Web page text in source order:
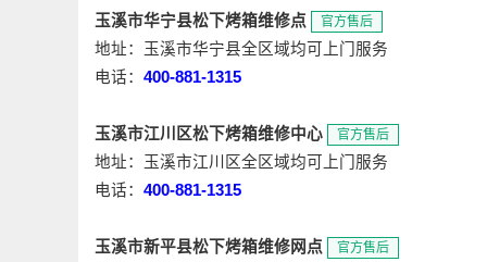
玉溪市华宁县松下烤箱维修点 官方售后
地址：玉溪市华宁县全区域均可上门服务
电话： 400-881-1315
玉溪市江川区松下烤箱维修中心 官方售后
地址：玉溪市江川区全区域均可上门服务
电话： 400-881-1315
玉溪市新平县松下烤箱维修网点 官方售后